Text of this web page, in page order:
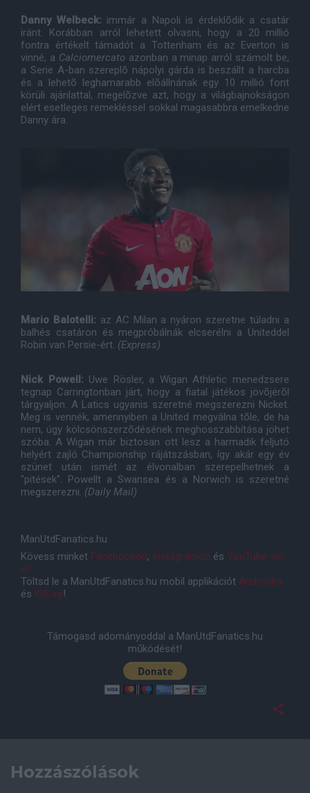
Danny Welbeck: immár a Napoli is érdeklõdik a csatár
iránt. Korábban arról lehetett olvasni, hogy a 20 millió
fontra értékelt támadót a Tottenham és az Everton is
vinné, a Calciomercatoazonban a minap arról számolt be,
a Serie A-ban szereplõ nápolyi gárda is beszállt a harcba
és a lehetõ leghamarabb elõállnának egy 10 millió font
körüli ajánlattal, megelõzve azt, hogy a világbajnokságon
elért esetleges remekléssel sokkal magasabbra emelkedne
Danny ára.
Mario Balotelli: az AC Milan a nyáron szeretne túladni a
balhés csatáron és megpróbálnák elcserélni a Uniteddel
Robin van Persie-ért. (Express)
Nick Powell: Uwe Rösler, a Wigan Athletic menedzsere
tegnap Carringtonban járt, hogy a fiatal játékos jövõjérõl
tárgyaljon. A Latics ugyanis szeretné megszerezni Nicket.
Meg is vennék, amennyiben a United megválna tõle, de ha
nem, úgy kölcsönszerzõdésének meghosszabbítása jöhet
szóba. A Wigan már biztosan ott lesz a harmadik feljutó
helyért zajló Championship rájátszásban, így akár egy év
szünet után ismét az élvonalban szerepelhetnek a
"pitések". Powellt a Swansea és a Norwich is szeretné
megszerezni. (Daily Mail)
ManUtdFanatics.hu
Kövess minket Facebookon, Instagramon és YouTube-on
is!
Töltsd le a ManUtdFanatics.hu mobil applikációt Androidra
és iOS-re!
Támogasd adományoddal a ManUtdFanatics.hu
működését!
Hozzászólások